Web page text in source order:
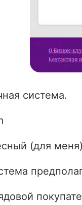
система.
(для